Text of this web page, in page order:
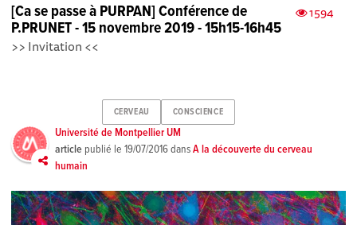
1594
[Ca se passe à PURPAN] Conférence de
P.PRUNET - 15 novembre 2019 - 15h15-16h45
>> Invitation <<
CERVEAU CONSCIENCE
Université de Montpellier UM
article publié le19/07/2016dansA la découverte du cerveau
humain